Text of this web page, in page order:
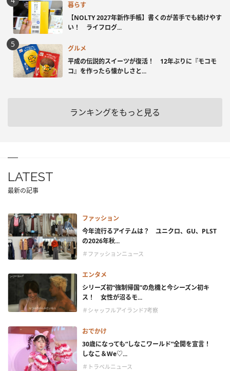
暮らす
【NOLTY 2027年新作手帳】書くのが苦手でも続けやす
い！ ライフログ...
グルメ
平成の伝説的スイーツが復活！ 12年ぶりに『モコモ
コ』を作ったら懐かしさと...
ランキングをもっと見る
LATEST
最新の記事
ファッション
今年流行るアイテムは？ ユニクロ、GU、PLST
の2026年秋...
＃ファッションニュース
エンタメ
シリーズ初“強制帰国”の危機と今シーズン初キ
ス！ 女性が沼るモ...
＃シャッフルアイランド7考察
おでかけ
30歳になっても“しなこワールド”全開を宣言！
しなこ＆We♡...
＃トラベルニュース